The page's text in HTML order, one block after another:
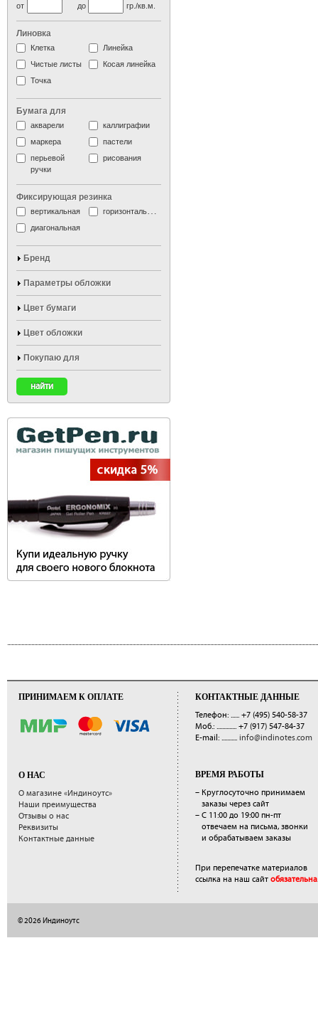
до
от гр./кв.м.
Линовка
Клетка
Линейка
Чистые листы
Косая линейка
Точка
Бумага для
акварели
каллиграфии
маркера
пастели
перьевой
ручки
рисования
Фиксирующая резинка
вертикальная
горизонтальная
диагональная
Бренд
Параметры обложки
Цвет бумаги
Цвет обложки
Покупаю для
ПРИНИМАЕМ К ОПЛАТЕ
О НАС
О магазине «Индиноутс»
Наши преимущества
Отзывы о нас
Реквизиты
Контактные данные
КОНТАКТНЫЕ ДАННЫЕ
Телефон: ...... +7 (495) 540-58-37
Моб.: .............. +7 (917) 547-84-37
E-mail: ........... info@indinotes.com
ВРЕМЯ РАБОТЫ
– Круглосуточно принимаем
заказы через сайт
– С 11:00 до 19:00 пн-пт
отвечаем на письма, звонки
и обрабатываем заказы
При перепечатке материалов
ссылка на наш сайт обязательна.
© 2026 Индиноутс